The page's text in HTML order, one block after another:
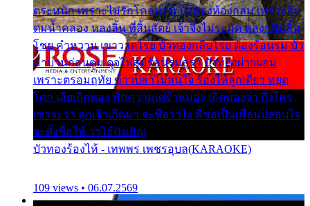
ตระหนัก เพราะไม่รักโคลนตม บัวทองท้องกลม เพราะลืม
ตมน้ำคลอง หลงลิ้น ที่สิ้นสัตย์ เจ้าจึงไม่ระมัด หลงกลิ่นลิ้น
โชย คำหวาน เขาวาดโรย บัวทองกลีบโรย ต้องร้อนรุม บัว
มาบานก่อนตูม ดุจไฟสุมร้อนรุมอุรา บัวทองผ่ายผอม
เพราะตรอมฤทัย ข้าวปลาไม่สนใจ ร้องไห้ลูกเดียว หยุด
โศก เสียเถิดทอง พักความเศร้าหมอง เถิดทองจ๋า ถึงใคร
เขาจะว่า ลูกเจ้าเกิดมา จะชื่อว่าไง พี่ขอเป็นเพื่อนปลอบใจ
จะตั้งชื่อให้ ว่าไอ้บังเอิญ
บัวทองร้องไห้ - เทพพร เพชรอุบล(KARAOKE)
109 views • 06.07.2569